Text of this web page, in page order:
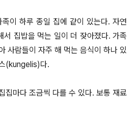
이 하루 종일 집에 같이 있는다. 자연
서 집밥을 먹는 일이 더 잦아졌다. 가족
사람들이 자주 해 먹는 음식이 하나 있
(kungelis)다.
집마다 조금씩 다를 수 있다. 보통 재료